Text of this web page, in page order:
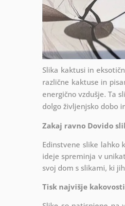
Slika kaktusi in
različne kaktuse in
energično vzdušje. Ta
dolgo življenjsko dobo
Zakaj ravno Dovido
Edinstvene slike lahko
ideje spreminja v
svoj dom s slikami, ki
Tisk najvišje kakovosti